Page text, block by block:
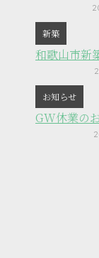
新築
和歌山市新
お知らせ
GW休業の